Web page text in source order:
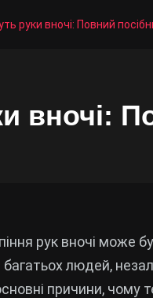
руки вночі: Повний
вночі:
рук вночі може
людей,
причини, чому